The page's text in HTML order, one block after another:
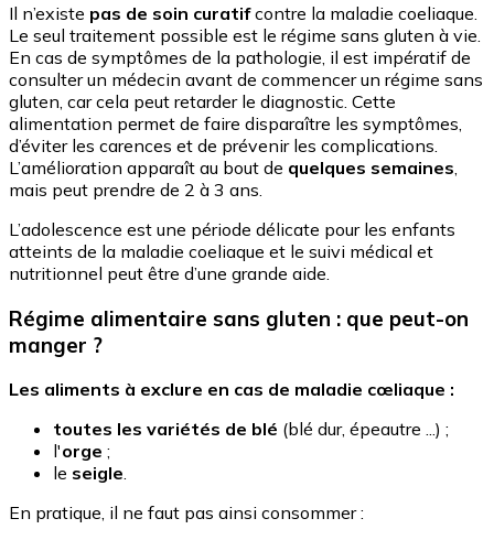
Il n’existe pas de soin curatifcontre la maladie coeliaque.
Le seul traitement possible est le régime sans gluten à vie.
En cas de symptômes de la pathologie, il est impératif de
consulter un médecin avant de commencer un régime sans
gluten, car cela peut retarder le diagnostic. Cette
alimentation permet de faire disparaître les symptômes,
d’éviter les carences et de prévenir les complications.
L’amélioration apparaît au bout de quelques semaines
mais peut prendre de 2 à 3 ans.
L’adolescence est une période délicate pour les enfants
atteints de la maladie coeliaque et le suivi médical et
nutritionnel peut être d’une grande aide.
Régime alimentaire sans gluten : que peut-on
manger ?
Les aliments à exclure en cas de maladie cœliaque :
toutes les variétés de blé (blé dur, épeautre ...) ;
l'orge ;
le seigle.
En pratique, il ne faut pas ainsi consommer :